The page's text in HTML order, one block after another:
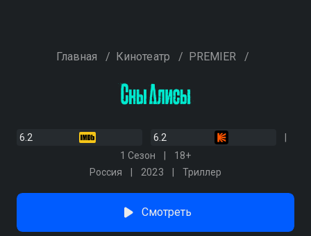
Главная / Кинотеатр / PREMIER /
6.2
6.2
1 Сезон
18+
Россия
2023 Триллер
Смотреть